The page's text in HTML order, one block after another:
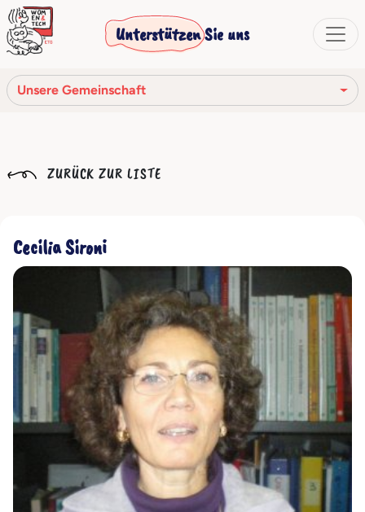
Unterstützen Sie uns
Unsere Gemeinschaft
Unsere Geschichte
Unser Netzwerk
Unsere Gemeinschaft
ZURÜCK ZUR LISTE
Cecilia Sironi